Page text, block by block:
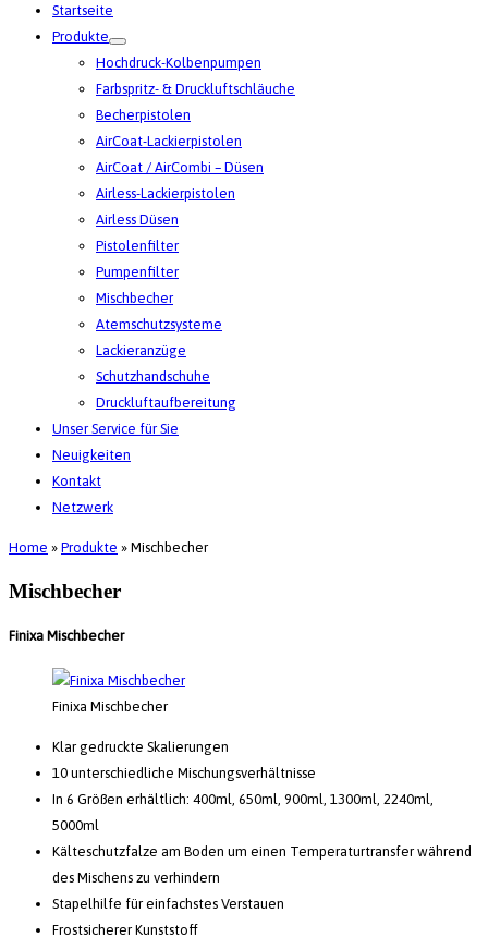
Startseite
Produkte
Hochdruck-Kolbenpumpen
Farbspritz- & Druckluftschläuche
Becherpistolen
AirCoat-Lackierpistolen
AirCoat / AirCombi – Düsen
Airless-Lackierpistolen
Airless Düsen
Pistolenfilter
Pumpenfilter
Mischbecher
Atemschutzsysteme
Lackieranzüge
Schutzhandschuhe
Druckluftaufbereitung
Unser Service für Sie
Neuigkeiten
Kontakt
Netzwerk
Home » Produkte » Mischbecher
Mischbecher
Finixa Mischbecher
Finixa Mischbecher
Klar gedruckte Skalierungen
10 unterschiedliche Mischungsverhältnisse
In 6 Größen erhältlich: 400ml, 650ml, 900ml, 1300ml, 2240ml,
5000ml
Kälteschutzfalze am Boden um einen Temperaturtransfer während
des Mischens zu verhindern
Stapelhilfe für einfachstes Verstauen
Frostsicherer Kunststoff